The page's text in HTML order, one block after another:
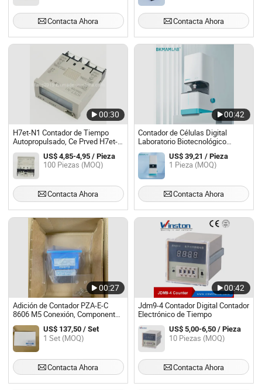
Contacta Ahora Contacta Ahora
00:30
H7et-N1 Contador de Tiempo
Autopropulsado, Ce Prved H7et-
N1 Contador de Tiempo, ISO9001
Proved H7et-N1 Contador de
Tiempo
US$ 4,85-4,95 / Pieza
100 Piezas (MOQ)
Contacta Ahora
00:42
Contador de Células Digital
Laboratorio Biotecnológico
Contador de Células
US$ 39,21 / Pieza
1 Pieza (MOQ)
Contacta Ahora
00:27
Adición de Contador PZA-E-C
8606 M5 Conexión, Componente
de Control de Automatización
IndustrialUS$ 137,50 / Set
1 Set (MOQ)
Contacta Ahora
00:42
Jdm9-4 Contador Digital Contador
Electrónico de Tiempo
US$ 5,00-6,50 / Pieza
10 Piezas (MOQ)
Contacta Ahora